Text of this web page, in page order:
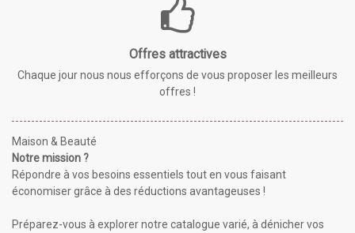
Offres attractives
Chaque jour nous nous efforçons de vous proposer les meilleurs
offres !
Maison & Beauté
Notre mission ?
Répondre à vos besoins essentiels tout en vous faisant
économiser grâce à des réductions avantageuses !
Préparez-vous à explorer notre catalogue varié, à dénicher vos